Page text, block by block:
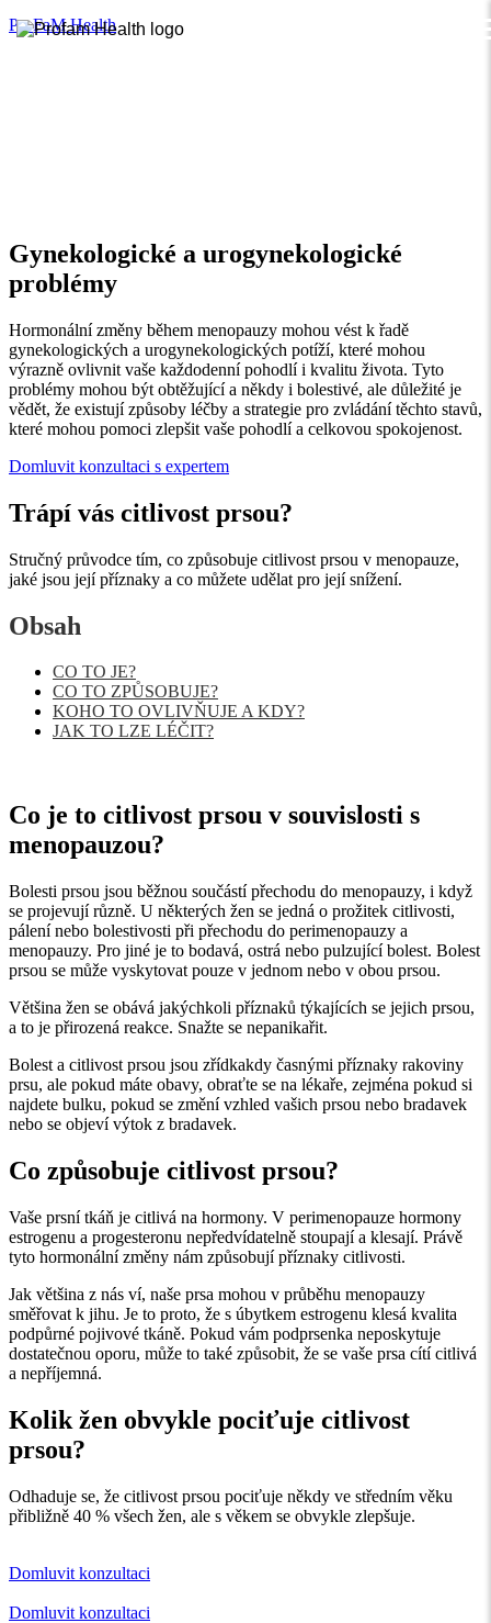
ProFaM Health
Gynekologické a urogynekologické
problémy
Hormonální změny během menopauzy mohou vést k řadě
gynekologických a urogynekologických potíží, které mohou
výrazně ovlivnit vaše každodenní pohodlí i kvalitu života. Tyto
problémy mohou být obtěžující a někdy i bolestivé, ale důležité je
vědět, že existují způsoby léčby a strategie pro zvládání těchto stavů,
které mohou pomoci zlepšit vaše pohodlí a celkovou spokojenost.
Domluvit konzultaci s expertem
Trápí vás citlivost prsou?
Stručný průvodce tím, co způsobuje citlivost prsou v menopauze,
jaké jsou její příznaky a co můžete udělat pro její snížení.
Obsah
CO TO JE?
CO TO ZPŮSOBUJE?
KOHO TO OVLIVŇUJE A KDY?
JAK TO LZE LÉČIT?
Co je to citlivost prsou v souvislosti s
menopauzou?
Bolesti prsou jsou běžnou součástí přechodu do menopauzy, i když
se projevují různě. U některých žen se jedná o prožitek citlivosti,
pálení nebo bolestivosti při přechodu do perimenopauzy a
menopauzy. Pro jiné je to bodavá, ostrá nebo pulzující bolest. Bolest
prsou se může vyskytovat pouze v jednom nebo v obou prsou.
Většina žen se obává jakýchkoli příznaků týkajících se jejich prsou,
a to je přirozená reakce. Snažte se nepanikařit.
Bolest a citlivost prsou jsou zřídkakdy časnými příznaky rakoviny
prsu, ale pokud máte obavy, obraťte se na lékaře, zejména pokud si
najdete bulku, pokud se změní vzhled vašich prsou nebo bradavek
nebo se objeví výtok z bradavek.
Co způsobuje citlivost prsou?
Vaše prsní tkáň je citlivá na hormony. V perimenopauze hormony
estrogenu a progesteronu nepředvídatelně stoupají a klesají. Právě
tyto hormonální změny nám způsobují příznaky citlivosti.
Jak většina z nás ví, naše prsa mohou v průběhu menopauzy
směřovat k jihu. Je to proto, že s úbytkem estrogenu klesá kvalita
podpůrné pojivové tkáně. Pokud vám podprsenka neposkytuje
dostatečnou oporu, může to také způsobit, že se vaše prsa cítí citlivá
a nepříjemná.
Kolik žen obvykle pociťuje citlivost
prsou?
Odhaduje se, že citlivost prsou pociťuje někdy ve středním věku
přibližně 40 % všech žen, ale s věkem se obvykle zlepšuje.
Domluvit konzultaci
Domluvit konzultaci